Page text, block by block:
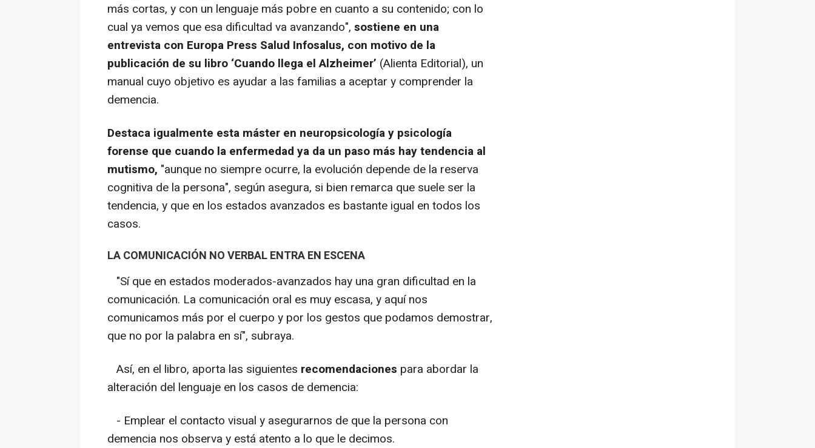
más cortas, y con un lenguaje más pobre en cuanto a su contenido; con lo
cual ya vemos que esa dificultad va avanzando", sostiene en una
entrevista con Europa Press Salud Infosalus, con motivo de la
publicación de su libro ‘Cuando llega el Alzheimer’ (Alienta Editorial), un
manual cuyo objetivo es ayudar a las familias a aceptar y comprender la
demencia.
Destaca igualmente esta máster en neuropsicología y psicología
forense que cuando la enfermedad ya da un paso más hay tendencia al
mutismo, "aunque no siempre ocurre, la evolución depende de la reserva
cognitiva de la persona", según asegura, si bien remarca que suele ser la
tendencia, y que en los estados avanzados es bastante igual en todos los
casos.
LA COMUNICACIÓN NO VERBAL ENTRA EN ESCENA
"Sí que en estados moderados-avanzados hay una gran dificultad en la
comunicación. La comunicación oral es muy escasa, y aquí nos
comunicamos más por el cuerpo y por los gestos que podamos demostrar,
que no por la palabra en sí", subraya.
Así, en el libro, aporta las siguientes recomendaciones para abordar la
alteración del lenguaje en los casos de demencia:
- Emplear el contacto visual y asegurarnos de que la persona con
demencia nos observa y está atento a lo que le decimos.